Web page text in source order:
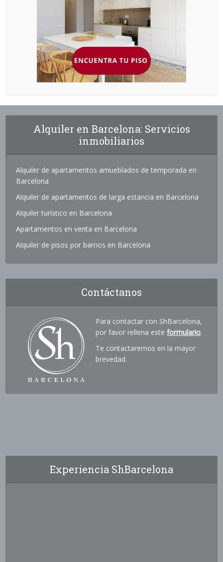
Alquiler en Barcelona: Servicios
inmobiliarios
Alquiler de apartamentos amueblados de temporada en
Barcelona
Alquiler de apartamentos de larga estancia en Barcelona
Alquiler turístico en Barcelona
Apartamentos en venta en Barcelona
Alquiler de pisos por barrios en Barcelona
Contáctanos
Para contactar con ShBarcelona,
por favor rellena esteformulario.
Te contactaremos en la mayor
brevedad.
Experiencia ShBarcelona